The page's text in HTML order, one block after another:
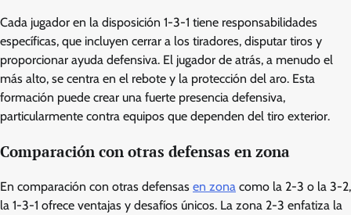
Cada jugador en la disposición 1-3-1 tiene responsabilidades
específicas, que incluyen cerrar a los tiradores, disputar tiros y
proporcionar ayuda defensiva. El jugador de atrás, a menudo el
más alto, se centra en el rebote y la protección del aro. Esta
formación puede crear una fuerte presencia defensiva,
particularmente contra equipos que dependen del tiro exterior.
Comparación con otras defensas en zona
En comparación con otras defensas en zona como la 2-3 o la 3-2,
la 1-3-1 ofrece ventajas y desafíos únicos. La zona 2-3 enfatiza la